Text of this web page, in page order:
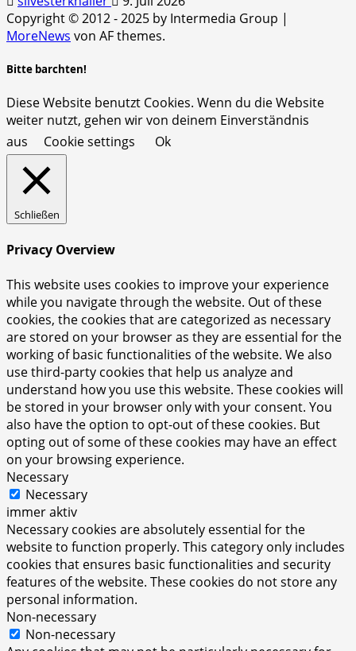
Copyright © 2012 - 2025 by Intermedia Group |
MoreNews von AF themes.
Bitte barchten!
Diese Website benutzt Cookies. Wenn du die Website
weiter nutzt, gehen wir von deinem Einverständnis
aus
Cookie settings Ok
Schließen
Privacy Overview
This website uses cookies to improve your experience
while you navigate through the website. Out of these
cookies, the cookies that are categorized as necessary
are stored on your browser as they are essential for the
working of basic functionalities of the website. We also
use third-party cookies that help us analyze and
understand how you use this website. These cookies will
be stored in your browser only with your consent. You
also have the option to opt-out of these cookies. But
opting out of some of these cookies may have an effect
on your browsing experience.
Necessary
Necessary
immer aktiv
Necessary cookies are absolutely essential for the
website to function properly. This category only includes
cookies that ensures basic functionalities and security
features of the website. These cookies do not store any
personal information.
Non-necessary
Non-necessary